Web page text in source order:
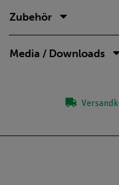
Zubehör
Media / Downloads